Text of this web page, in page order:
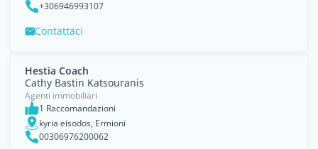
+306946993107
Contattaci
Hestia Coach
Cathy Bastin Katsouranis
Agenti immobiliari
1 Raccomandazioni
kyria eisodos, Ermioni
00306976200062